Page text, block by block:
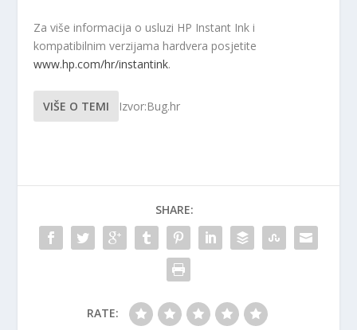
Za više informacija o usluzi HP Instant Ink i
kompatibilnim verzijama hardvera posjetite
www.hp.com/hr/instantink.
VIŠE O TEMI Izvor:Bug.hr
SHARE:
RATE: